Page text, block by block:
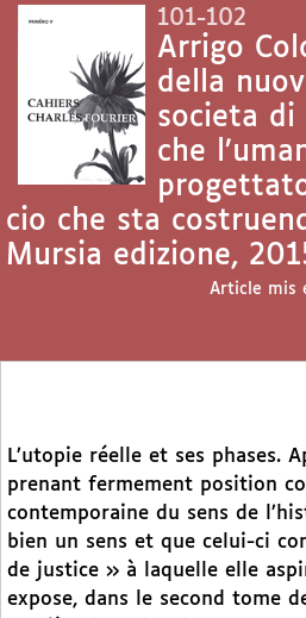
101-102
Arrigo
della
societa di
che
cio che sta
Mursia edizione,
Article mis
L’utopie réelle et ses phases.
prenant fermement position
contemporaine du sens de
bien un sens et que celui-ci
de justice » à laquelle elle
expose, dans le second tome